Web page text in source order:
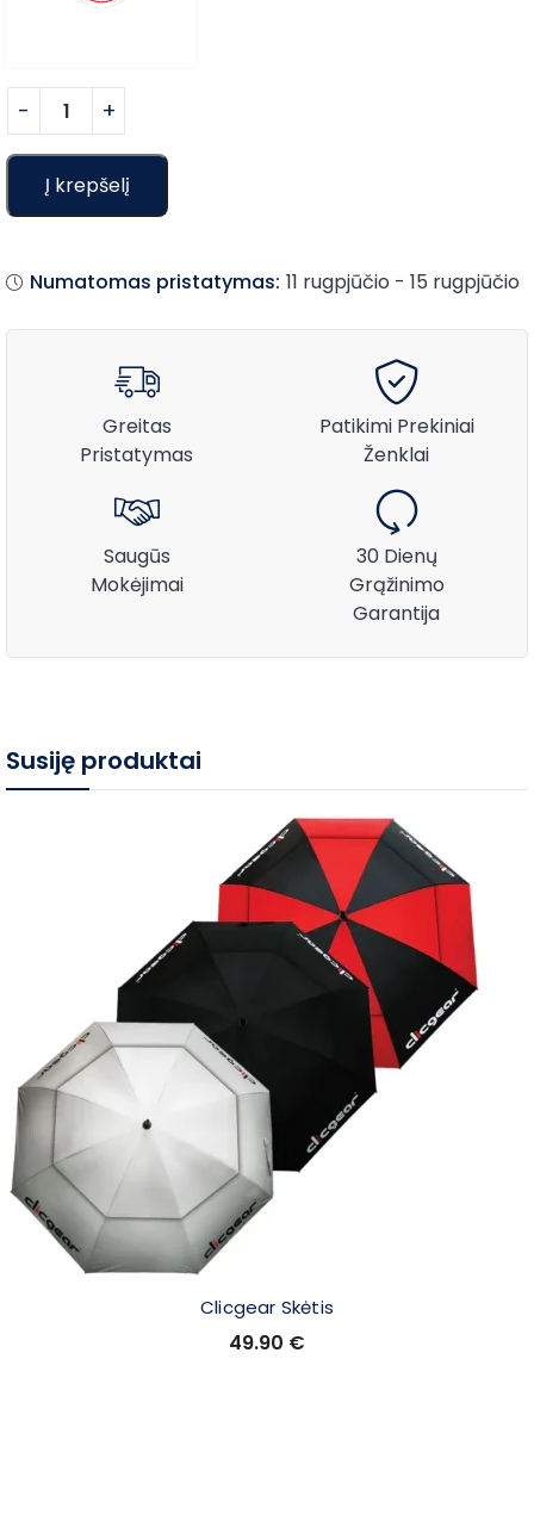
Į krepšelį
Numatomas pristatymas: 11 rugpjūčio - 15 rugpjūčio
Greitas
Pristatymas
Patikimi Prekiniai
Ženklai
Saugūs
Mokėjimai
30 Dienų
Grąžinimo
Garantija
Susiję produktai
Clicgear Skėtis
49.90 €